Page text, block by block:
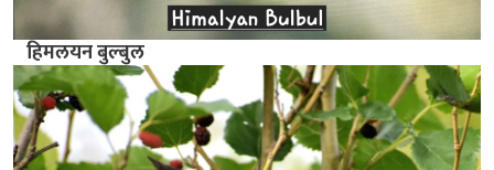
हिमलयन बुल्बुल